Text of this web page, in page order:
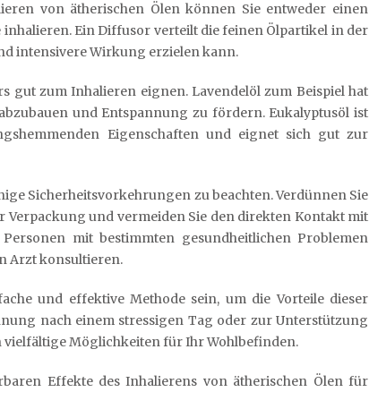
von ätherischen Ölen können Sie entweder einen
Ein Diffusor verteilt die feinen Ölpartikel in der
intensivere Wirkung erzielen kann.
gut zum Inhalieren eignen. Lavendelöl zum Beispiel hat
und Entspannung zu fördern. Eukalyptusöl ist
Eigenschaften und eignet sich gut zur
Sicherheitsvorkehrungen zu beachten. Verdünnen Sie
und vermeiden Sie den direkten Kontakt mit
mit bestimmten gesundheitlichen Problemen
Arzt konsultieren.
und effektive Methode sein, um die Vorteile dieser
nach einem stressigen Tag oder zur Unterstützung
vielfältige Möglichkeiten für Ihr Wohlbefinden.
Effekte des Inhalierens von ätherischen Ölen für